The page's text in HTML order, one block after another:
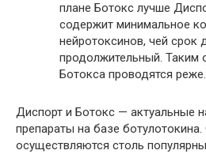
плане Ботокс лучше
содержит минимальное
нейротоксинов, чей срок
продолжительный. Таким
Ботокса проводятся реже.
Диспорт и Ботокс — актуальные
препараты на базе
осуществляются столь